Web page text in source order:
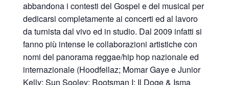
abbandona i contesti del Gospel e del musical per
dedicarsi completamente ai concerti ed al lavoro
da turnista dal vivo ed in studio. Dal 2009 infatti si
fanno più intense le collaborazioni artistiche con
nomi del panorama reggae/hip hop nazionale ed
internazionale (Hoodfellaz; Momar Gaye e Junior
Kelly; Sun Sooley; Rootsman I; Il Doge & Isma